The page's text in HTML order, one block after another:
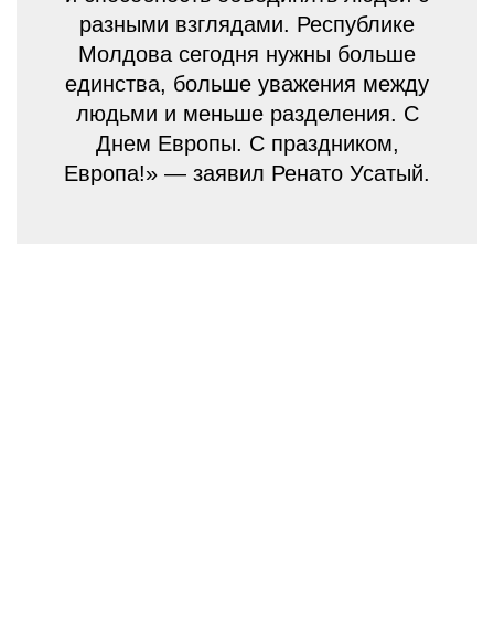
разными взглядами. Республике
Молдова сегодня нужны больше
единства, больше уважения между
людьми и меньше разделения. С
Днем Европы. С праздником,
Европа!» — заявил Ренато Усатый.